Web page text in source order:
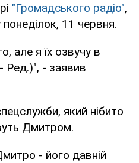
"Громадського радіо",
11 червня.
але я їх озвучу в
Ред.)", - заявив
який нібито
Дмитром.
- його давній